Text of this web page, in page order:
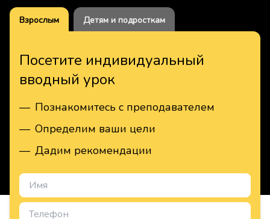
Взрослым Детям и подросткам
Посетите индивидуальный
вводный урок
— Познакомитесь с преподавателем
— Определим ваши цели
— Дадим рекомендации